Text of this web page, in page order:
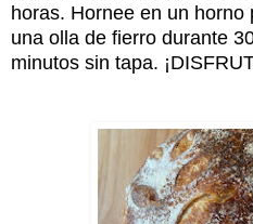
horas. Hornee en un horno
una olla de fierro durante
minutos sin tapa.